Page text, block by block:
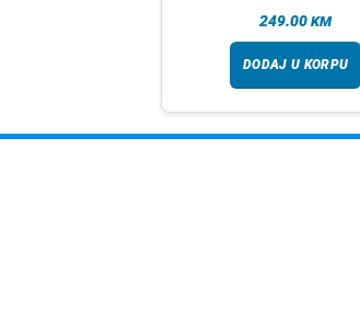
249.00 KM
DODAJ U KORPU